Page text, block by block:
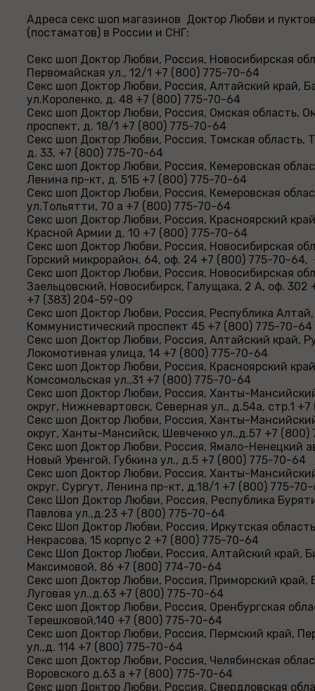
Адреса секс шоп магазинов Доктор Любви и
(постаматов) в России и СНГ:
Секс шоп Доктор Любви, Россия, Новосибирская
Первомайская ул., 12/1 +7 (800) 775-70-64
Секс шоп Доктор Любви, Россия, Алтайский край,
ул.Короленко, д. 48 +7 (800) 775-70-64
Секс шоп Доктор Любви, Россия, Омская область,
проспект, д. 18/1 +7 (800) 775-70-64
Секс шоп Доктор Любви, Россия, Томская область,
д. 33, +7 (800) 775-70-64
Секс шоп Доктор Любви, Россия, Кемеровская
Ленина пр-кт, д. 51Б +7 (800) 775-70-64
Секс шоп Доктор Любви, Россия, Кемеровская
ул.Тольятти, 70 а +7 (800) 775-70-64
Секс шоп Доктор Любви, Россия, Красноярский
Красной Армии д. 10 +7 (800) 775-70-64
Секс шоп Доктор Любви, Россия, Новосибирская
Горский микрорайон, 64, оф. 24 +7 (800) 775-70-
Секс шоп Доктор Любви, Россия, Новосибирская
Заельцовский, Новосибирск, Галущака, 2 А, оф.
+7 (383) 204-59-09
Секс шоп Доктор Любви, Россия, Республика
Коммунистический проспект 45 +7 (800) 775-70-64
Секс шоп Доктор Любви, Россия, Алтайский край,
Локомотивная улица, 14 +7 (800) 775-70-64
Секс шоп Доктор Любви, Россия, Красноярский
Комсомольская ул.,31 +7 (800) 775-70-64
Секс шоп Доктор Любви, Россия, Ханты-
округ, Нижневартовск, Северная ул., д.54а, стр.1
Секс шоп Доктор Любви, Россия, Ханты-
округ, Ханты-Мансийск, Шевченко ул.,д.57 +7 (800)
Секс шоп Доктор Любви, Россия, Ямало-Ненецкий
Новый Уренгой, Губкина ул., д.5 +7 (800) 775-70-64
Секс шоп Доктор Любви, Россия, Ханты-
округ, Сургут, Ленина пр-кт, д.18/1 +7 (800) 775-
Секс Шоп Доктор Любви, Россия, Республика
Павлова ул.,д.23 +7 (800) 775-70-64
Секс Шоп Доктор Любви, Россия, Иркутская
Некрасова, 15 корпус 2 +7 (800) 775-70-64
Секс Шоп Доктор Любви, Россия, Алтайский край,
Максимовой, 86 +7 (800) 774-70-64
Секс шоп Доктор Любви, Россия, Приморский край,
Луговая ул.,д.63 +7 (800) 775-70-64
Секс шоп Доктор Любви, Россия, Оренбургская
Терешковой,140 +7 (800) 775-70-64
Секс шоп Доктор Любви, Россия, Пермский край,
ул.,д. 114 +7 (800) 775-70-64
Секс шоп Доктор Любви, Россия, Челябинская
Воровского д.63 а +7 (800) 775-70-64
Секс шоп Доктор Любви, Россия, Свердловская